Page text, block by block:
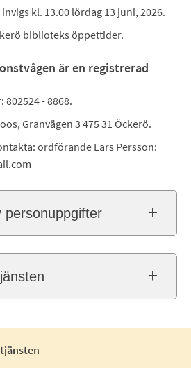
kl. 13.00 lördag 13 juni, 2026.
biblioteks öppettider.
är en registrerad
- 8868.
Granvägen 3 475 31 Öckerö.
ordförande Lars Persson:
personuppgifter